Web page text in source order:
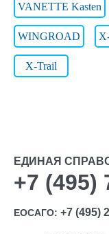
VANETTE Kasten
WINGROAD
X-Trail
ЕДИНАЯ
+7 (495)
ЕОСАГО: +7 (495)